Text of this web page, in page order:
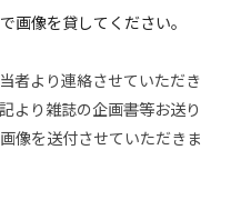
画像を貸してください。
者より連絡させていただき
より雑誌の企画書等お送り
像を送付させていただきま